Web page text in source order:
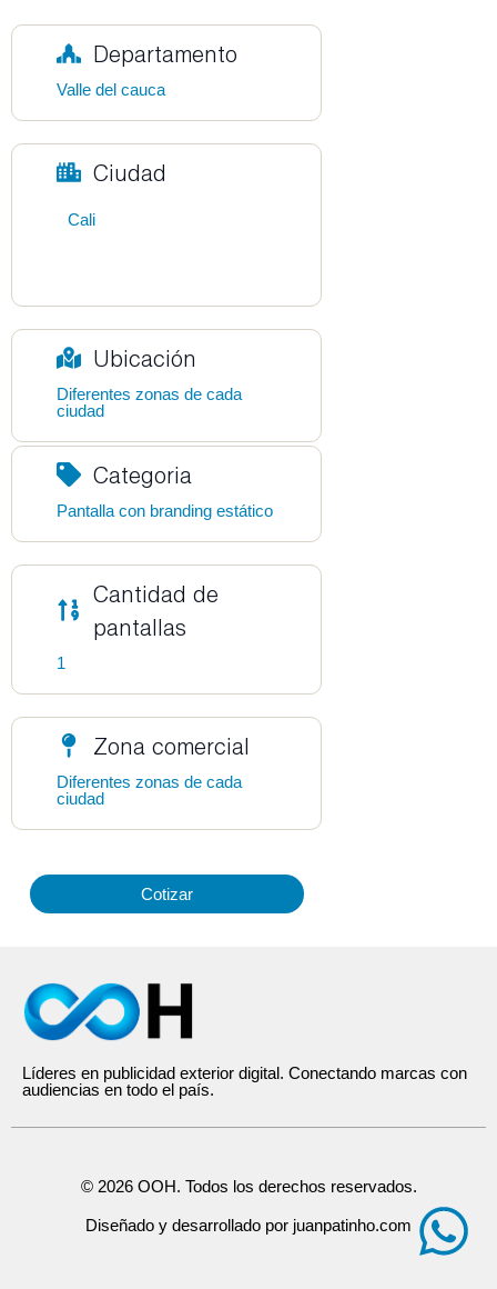
Departamento
Valle del cauca
Ciudad
Cali
Ubicación
Diferentes zonas de cada
ciudad
Categoria
Pantalla con branding estático
Cantidad de
pantallas
1
Zona comercial
Diferentes zonas de cada
ciudad
Cotizar
Líderes en publicidad exterior digital. Conectando marcas con
audiencias en todo el país.
© 2026 OOH. Todos los derechos reservados.
Diseñado y desarrollado por juanpatinho.com